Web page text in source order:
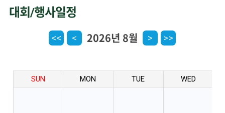
대회/행사일정
<< < 2026년 8월 > >>
SUN MON TUE WED